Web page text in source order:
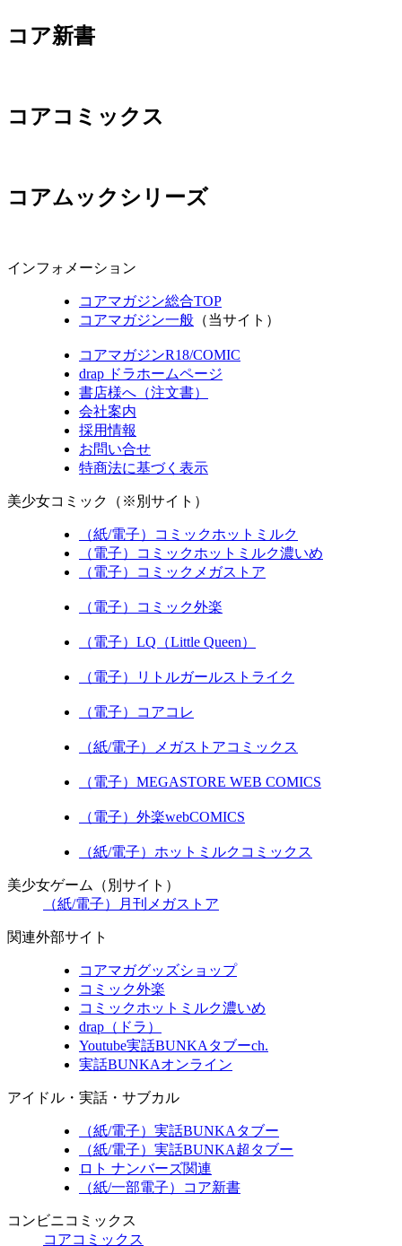
コア新書
コアコミックス
コアムックシリーズ
インフォメーション
コアマガジン総合TOP
コアマガジン一般 （当サイト）
コアマガジンR18/COMIC
drap ドラホームページ
書店様へ（注文書）
会社案内
採用情報
お問い合せ
特商法に基づく表示
美少女コミック（※別サイト）
（紙/電子）コミックホットミルク
（電子）コミックホットミルク濃いめ
（電子）コミックメガストア
（電子）コミック外楽
（電子）LQ（Little Queen）
（電子）リトルガールストライク
（電子）コアコレ
（紙/電子）メガストアコミックス
（電子）MEGASTORE WEB COMICS
（電子）外楽webCOMICS
（紙/電子）ホットミルクコミックス
美少女ゲーム（別サイト）
（紙/電子）月刊メガストア
関連外部サイト
コアマガグッズショップ
コミック外楽
コミックホットミルク濃いめ
drap（ドラ）
Youtube実話BUNKAタブーch.
実話BUNKAオンライン
アイドル・実話・サブカル
（紙/電子）実話BUNKAタブー
（紙/電子）実話BUNKA超タブー
ロト ナンバーズ関連
（紙/一部電子）コア新書
コンビニコミックス
コアコミックス